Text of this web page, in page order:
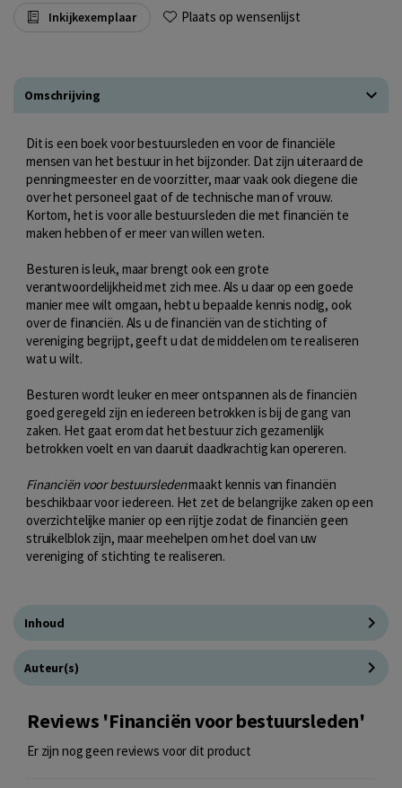
Inkijkexemplaar Plaats op wensenlijst
Omschrijving
Dit is een boek voor bestuursleden en voor de financiële
mensen van het bestuur in het bijzonder. Dat zijn uiteraard de
penningmeester en de voorzitter, maar vaak ook diegene die
over het personeel gaat of de technische man of vrouw.
Kortom, het is voor alle bestuursleden die met financiën te
maken hebben of er meer van willen weten.
Besturen is leuk, maar brengt ook een grote
verantwoordelijkheid met zich mee. Als u daar op een goede
manier mee wilt omgaan, hebt u bepaalde kennis nodig, ook
over de financiën. Als u de financiën van de stichting of
vereniging begrijpt, geeft u dat de middelen om te realiseren
wat u wilt.
Besturen wordt leuker en meer ontspannen als de financiën
goed geregeld zijn en iedereen betrokken is bij de gang van
zaken. Het gaat erom dat het bestuur zich gezamenlijk
betrokken voelt en van daaruit daadkrachtig kan opereren.
Financiën voor bestuursledenmaakt kennis van financiën
beschikbaar voor iedereen. Het zet de belangrijke zaken op een
overzichtelijke manier op een rijtje zodat de financiën geen
struikelblok zijn, maar meehelpen om het doel van uw
vereniging of stichting te realiseren.
Inhoud
Auteur(s)
Reviews 'Financiën voor bestuursleden'
Er zijn nog geen reviews voor dit product